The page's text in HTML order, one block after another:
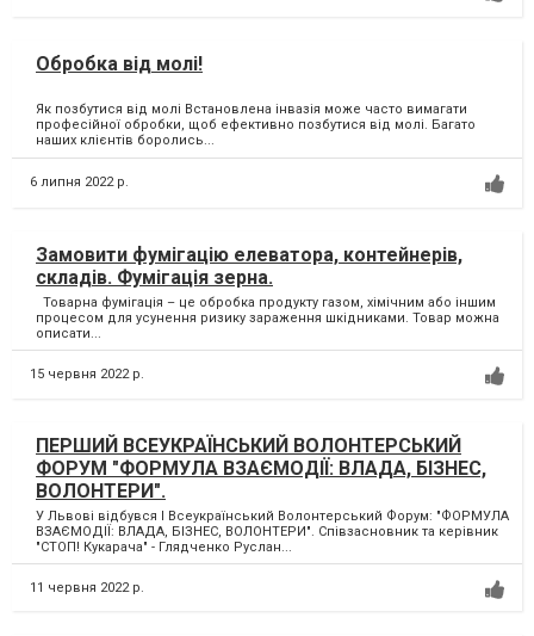
Обробка від молі!
Як позбутися від молі Встановлена інвазія може часто вимагати
професійної обробки, щоб ефективно позбутися від молі. Багато
наших клієнтів боролись...
6 липня 2022 р.
Замовити фумігацію елеватора, контейнерів,
складів. Фумігація зерна.
Товарна фумігація – це обробка продукту газом, хімічним або іншим
процесом для усунення ризику зараження шкідниками. Товар можна
описати...
15 червня 2022 р.
ПЕРШИЙ ВСЕУКРАЇНСЬКИЙ ВОЛОНТЕРСЬКИЙ
ФОРУМ "ФОРМУЛА ВЗАЄМОДІЇ: ВЛАДА, БІЗНЕС,
ВОЛОНТЕРИ".
У Львові відбувся І Всеукраїнський Волонтерський Форум: "ФОРМУЛА
ВЗАЄМОДІЇ: ВЛАДА, БІЗНЕС, ВОЛОНТЕРИ". Співзасновник та керівник
"СТОП! Кукарача" - Глядченко Руслан...
11 червня 2022 р.